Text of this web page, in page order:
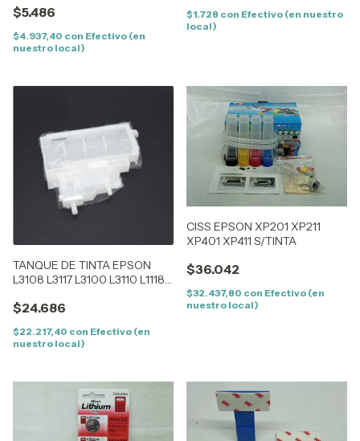
$5.486
$4.937,40 con Efectivo (en
nuestro local)
$1.728 con Efectivo (en nuestro
local)
TANQUE DE TINTA EPSON
L3108 L3117 L3100 L3110 L1118
$24.686
$22.217,40 con Efectivo (en
nuestro local)
CISS EPSON XP201 XP211
XP401 XP411 S/TINTA
$36.042
$32.437,80 con Efectivo (en
nuestro local)